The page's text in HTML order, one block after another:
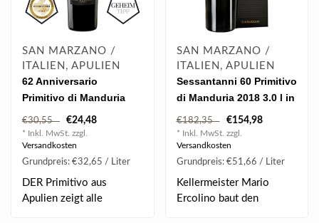
SAN MARZANO /
ITALIEN, APULIEN
62 Anniversario
Primitivo di Manduria
Riserva 2019 0.75 l
€30,55 €24,48
* Inkl. MwSt. zzgl.
Versandkosten
Grundpreis: €32,65 / Liter
DER Primitivo aus
Apulien zeigt alle
SAN MARZANO /
ITALIEN, APULIEN
Sessantanni 60 Primitivo
di Manduria 2018 3.0 l in
OHK
€182,35 €154,98
* Inkl. MwSt. zzgl.
Versandkosten
Grundpreis: €51,66 / Liter
Kellermeister Mario
Ercolino baut den